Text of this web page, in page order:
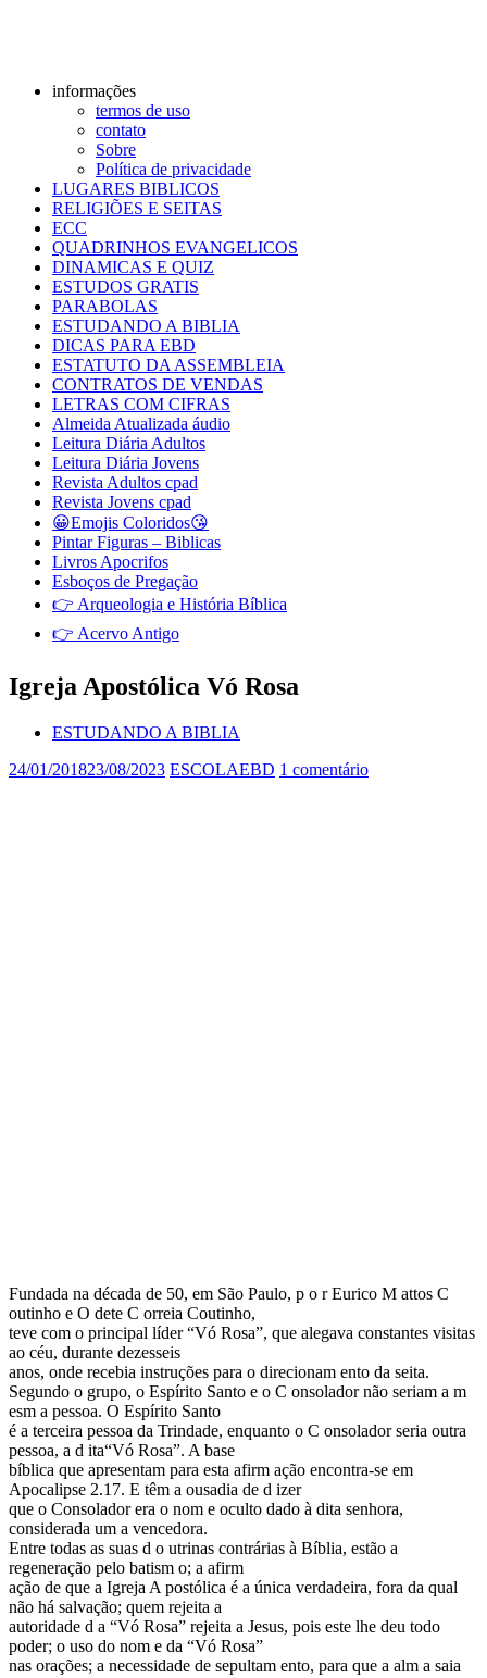
informações
termos de uso
contato
Sobre
Política de privacidade
LUGARES BIBLICOS
RELIGIÕES E SEITAS
ECC
QUADRINHOS EVANGELICOS
DINAMICAS E QUIZ
ESTUDOS GRATIS
PARABOLAS
ESTUDANDO A BIBLIA
DICAS PARA EBD
ESTATUTO DA ASSEMBLEIA
CONTRATOS DE VENDAS
LETRAS COM CIFRAS
Almeida Atualizada áudio
Leitura Diária Adultos
Leitura Diária Jovens
Revista Adultos cpad
Revista Jovens cpad
😀Emojis Coloridos😘
Pintar Figuras – Biblicas
Livros Apocrifos
Esboços de Pregação
👉 Arqueologia e História Bíblica
👉 Acervo Antigo
Igreja Apostólica Vó Rosa
ESTUDANDO A BIBLIA
24/01/201823/08/2023 ESCOLAEBD 1 comentário
Fundada na década de 50, em São Paulo, p o r Eurico M attos C
outinho e O dete C orreia Coutinho,
teve com o principal líder “Vó Rosa”, que alegava constantes visitas
ao céu, durante dezesseis
anos, onde recebia instruções para o direcionam ento da seita.
Segundo o grupo, o Espírito Santo e o C onsolador não seriam a m
esm a pessoa. O Espírito Santo
é a terceira pessoa da Trindade, enquanto o C onsolador seria outra
pessoa, a d ita“Vó Rosa”. A base
bíblica que apresentam para esta afirm ação encontra-se em
Apocalipse 2.17. E têm a ousadia de d izer
que o Consolador era o nom e oculto dado à dita senhora,
considerada um a vencedora.
Entre todas as suas d o utrinas contrárias à Bíblia, estão a
regeneração pelo batism o; a afirm
ação de que a Igreja A postólica é a única verdadeira, fora da qual
não há salvação; quem rejeita a
autoridade d a “Vó Rosa” rejeita a Jesus, pois este lhe deu todo
poder; o uso do nom e da “Vó Rosa”
nas orações; a necessidade de sepultam ento, para que a alm a saia